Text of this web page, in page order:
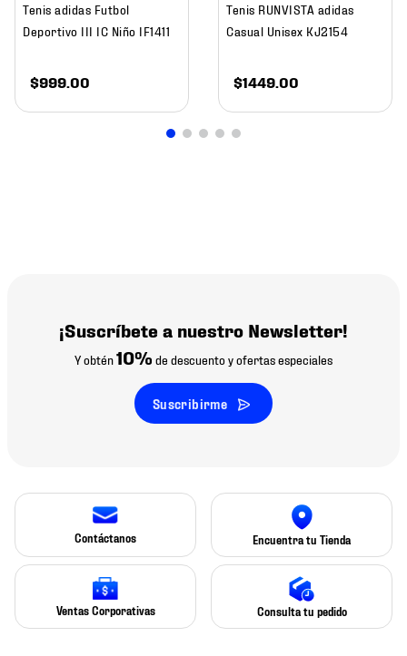
Tenis adidas Futbol
Deportivo III IC Niño IF1411
$999.00
Tenis RUNVISTA adidas
Casual Unisex KJ2154
$1449.00
¡Suscríbete a nuestro Newsletter!
Y obtén10% de descuento y ofertas especiales
Suscribirme
Contáctanos Encuentra tu Tienda
Ventas Corporativas Consulta tu pedido